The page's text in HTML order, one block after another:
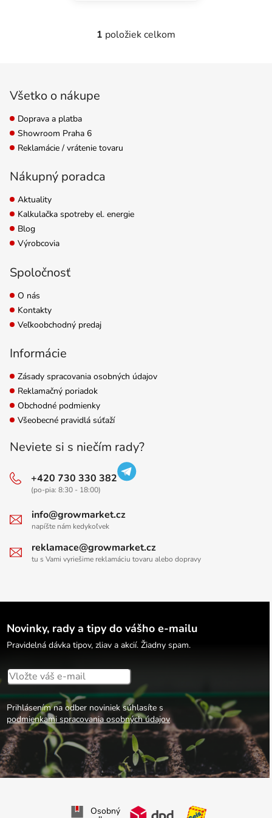
Ovládacie prvky výpisu
1 položiek celkom
Všetko o nákupe
Doprava a platba
Showroom Praha 6
Reklamácie / vrátenie tovaru
Nákupný poradca
Aktuality
Kalkulačka spotreby el. energie
Blog
Výrobcovia
Spoločnosť
O nás
Kontakty
Veľkoobchodný predaj
Informácie
Zásady spracovania osobných údajov
Reklamačný poriadok
Obchodné podmienky
Všeobecné pravidlá súťaží
Neviete si s niečím rady?
+420 730 330 382
(po-pia: 8:30 - 18:00)
info@growmarket.cz
napíšte nám kedykoľvek
reklamace@growmarket.cz
tu s Vami vyriešime reklamáciu tovaru alebo dopravy
Novinky, rady a tipy do vášho e-mailu
Pravidelná dávka tipov, zliav a akcií. Žiadny spam.
Prihlásením na odber noviniek súhlasíte s
podmienkami spracovania osobných údajov
Osobný